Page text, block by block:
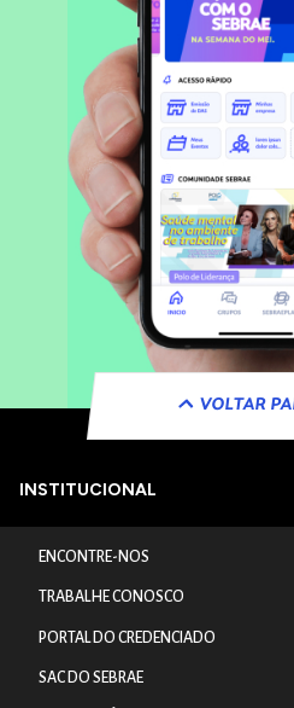
VOLTAR
INSTITUCIONAL
ENCONTRE-NOS
TRABALHE CONOSCO
PORTAL DO CREDENCIADO
SAC DO SEBRAE